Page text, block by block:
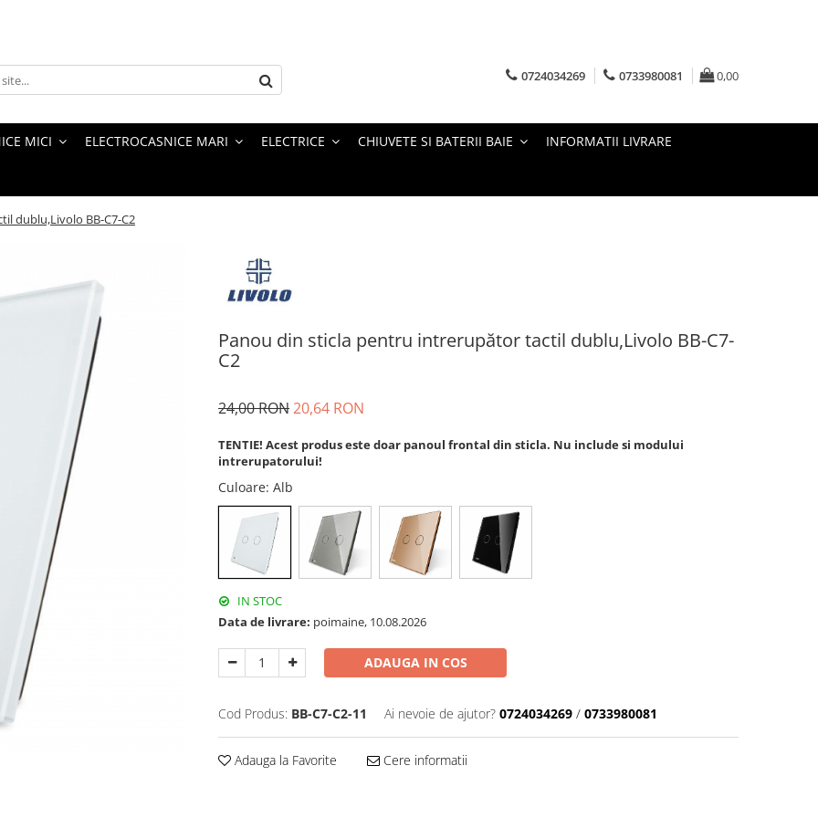
0724034269 0733980081 0,00
MICI ELECTROCASNICE MARI ELECTRICE CHIUVETE SI BATERII BAIE INFORMATII LIVRARE
dublu,Livolo BB-C7-C2
Panou din sticla pentru intrerupător tactil dublu,Livolo BB-C7-
C2
24,00 RON20,64 RON
TENTIE! Acest produs este doar panoul frontal din sticla. Nu include si modului
intrerupatorului!
Culoare: Alb
IN STOC
Data de livrare: poimaine, 10.08.2026
ADAUGA IN COS
Cod Produs: BB-C7-C2-11 Ai nevoie de ajutor? 0724034269 / 0733980081
Adauga la Favorite Cere informatii